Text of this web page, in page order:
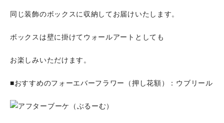
同じ装飾のボックスに収納してお届けいたします。
ボックスは壁に掛けてウォールアートとしても
お楽しみいただけます。
■おすすめのフォーエバーフラワー（押し花額）：ウブリール